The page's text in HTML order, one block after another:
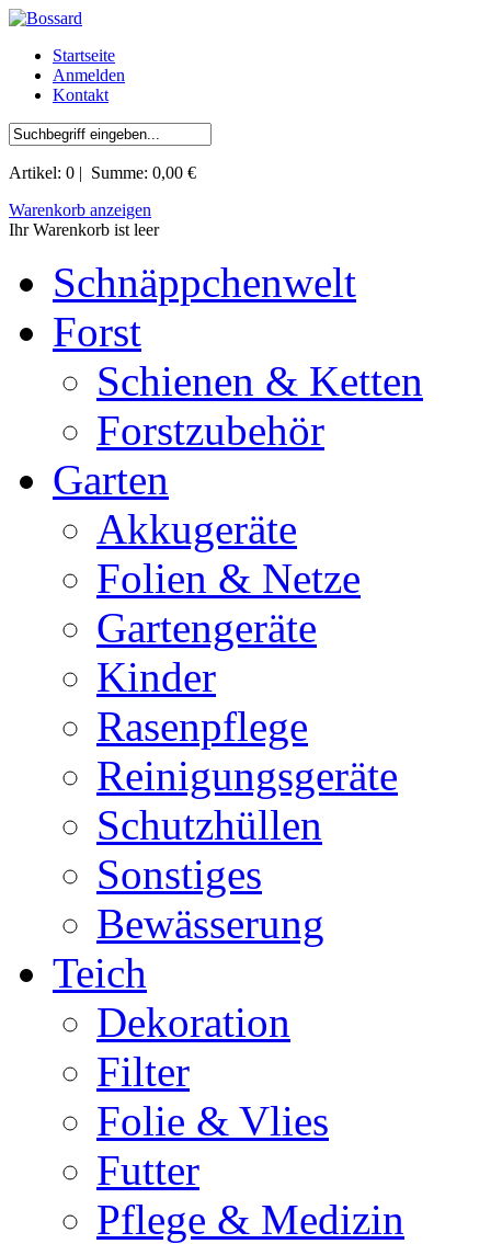
Startseite
Anmelden
Kontakt
Artikel: 0 | Summe: 0,00 €
Warenkorb anzeigen
Ihr Warenkorb ist leer
Schnäppchenwelt
Forst
Schienen & Ketten
Forstzubehör
Garten
Akkugeräte
Folien & Netze
Gartengeräte
Kinder
Rasenpflege
Reinigungsgeräte
Schutzhüllen
Sonstiges
Bewässerung
Teich
Dekoration
Filter
Folie & Vlies
Futter
Pflege & Medizin